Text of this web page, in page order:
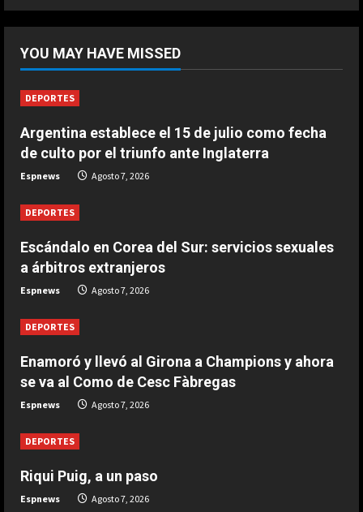
5
Riqui Puig, a un paso
Agosto 7, 2026
Enamoró y llevó al Girona a
Champions y ahora se va al Como
de Cesc Fàbregas
3
Escándalo en Corea del Sur:
servicios sexuales a árbitros
extranjeros
4
como fecha de culto por el triunfo
ante Inglaterra
Agosto 7, 2026
Turquía
Agosto 7, 2026
YOU MAY HAVE MISSED
DEPORTES
Argentina establece el 15 de julio como fecha
de culto por el triunfo ante Inglaterra
Espnews Agosto 7, 2026
DEPORTES
Escándalo en Corea del Sur: servicios sexuales
a árbitros extranjeros
Espnews Agosto 7, 2026
DEPORTES
Enamoró y llevó al Girona a Champions y ahora
se va al Como de Cesc Fàbregas
Espnews Agosto 7, 2026
DEPORTES
Riqui Puig, a un paso
Espnews Agosto 7, 2026